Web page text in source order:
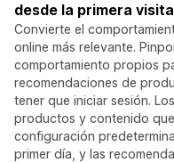
desde la primera
Convierte el
online más relevante.
comportamiento propios
recomendaciones de
tener que iniciar sesión.
productos y contenido que
configuración
primer día, y las